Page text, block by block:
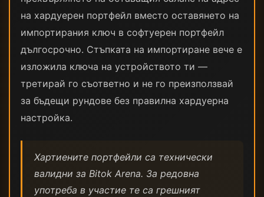
на хардуерен портфейл вместо оставянето на
импортирания ключ в софтуерен портфейл
дългосрочно. Стъпката на импортиране вече е
изложила ключа на устройството ти —
третирай го съответно и не го преизползвай
за бъдещи рундове без правилна хардуерна
настройка.
Хартиените портфейли са технически
валидни за Bitok Arena. За редовна
употреба в участие те са грешният